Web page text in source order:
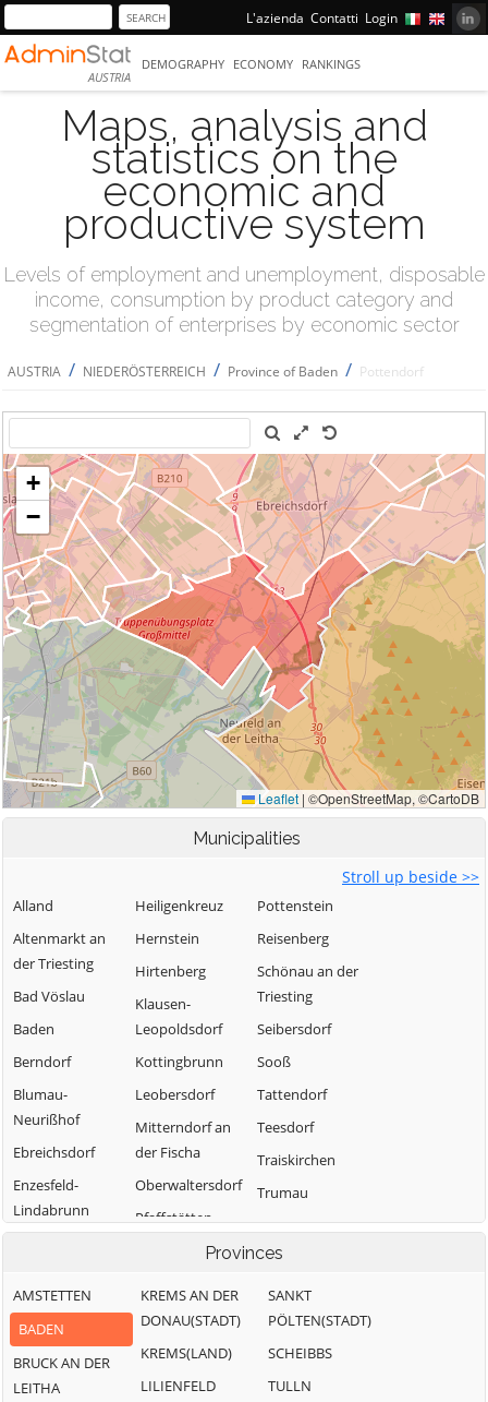
L'azienda Contatti Login
AUSTRIA
DEMOGRAPHY ECONOMY RANKINGS
Maps, analysis and
statistics on the
economic and
productive system
Levels of employment and unemployment, disposable
income, consumption by product category and
segmentation of enterprises by economic sector
AUSTRIA / NIEDERÖSTERREICH / Province of Baden / Pottendorf
Municipalities
Stroll up beside >>
Alland
Altenmarkt an
der Triesting
Bad Vöslau
Baden
Berndorf
Blumau-
Neurißhof
Ebreichsdorf
Enzesfeld-
Lindabrunn
Günselsdorf
Heiligenkreuz
Hernstein
Hirtenberg
Klausen-
Leopoldsdorf
Kottingbrunn
Leobersdorf
Mitterndorf an
der Fischa
Oberwaltersdorf
Pfaffstätten
Pottendorf
Pottenstein
Reisenberg
Schönau an der
Triesting
Seibersdorf
Sooß
Tattendorf
Teesdorf
Traiskirchen
Trumau
Weissenbach an
der Triesting
Provinces
AMSTETTEN
BADEN
BRUCK AN DER
LEITHA
KREMS AN DER
DONAU(STADT)
KREMS(LAND)
LILIENFELD
SANKT
PÖLTEN(STADT)
SCHEIBBS
TULLN